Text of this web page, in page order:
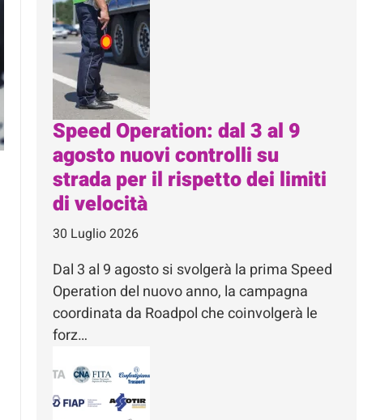
Speed Operation: dal 3 al 9
agosto nuovi controlli su
strada per il rispetto dei limiti
di velocità
30 Luglio 2026
Dal 3 al 9 agosto si svolgerà la prima Speed
Operation del nuovo anno, la campagna
coordinata da Roadpol che coinvolgerà le
forz…